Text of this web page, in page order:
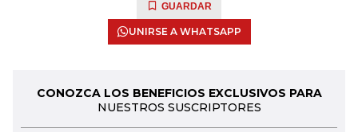
GUARDAR
UNIRSE A WHATSAPP
CONOZCA LOS BENEFICIOS EXCLUSIVOS PARA
NUESTROS SUSCRIPTORES